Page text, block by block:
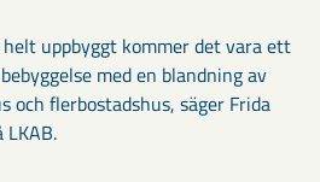
uppbyggt kommer det vara ett
med en blandning av
och flerbostadshus, säger Frida
LKAB.